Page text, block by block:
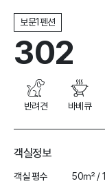
보문1펜션
302
반려견 바베큐
객실정보
객실 평수
50㎡ /